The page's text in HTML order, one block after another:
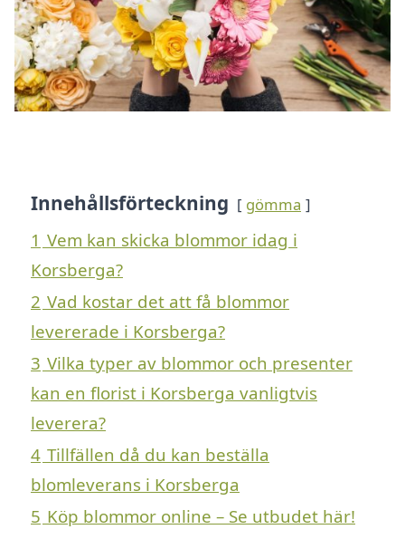
Innehållsförteckning gömma
1 Vem kan skicka blommor idag i
Korsberga?
2 Vad kostar det att få blommor
levererade i Korsberga?
3 Vilka typer av blommor och presenter
kan en florist i Korsberga vanligtvis
leverera?
4 Tillfällen då du kan beställa
blomleverans i Korsberga
5 Köp blommor online – Se utbudet här!